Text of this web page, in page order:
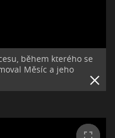
během kterého se
Měsíc a jeho